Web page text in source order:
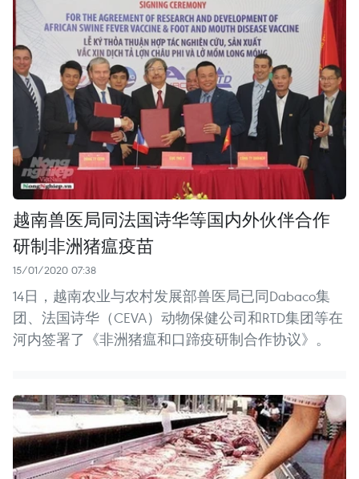
越南兽医局同法国诗华等国内外伙伴合作
研制非洲猪瘟疫苗
15/01/2020 07:38
14日，越南农业与农村发展部兽医局已同Dabaco集
团、法国诗华（CEVA）动物保健公司和RTD集团等在
河内签署了《非洲猪瘟和口蹄疫研制合作协议》。